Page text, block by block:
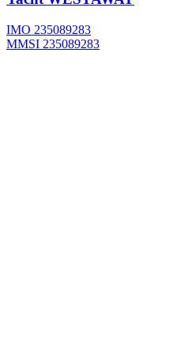
IMO 235089283
MMSI 235089283